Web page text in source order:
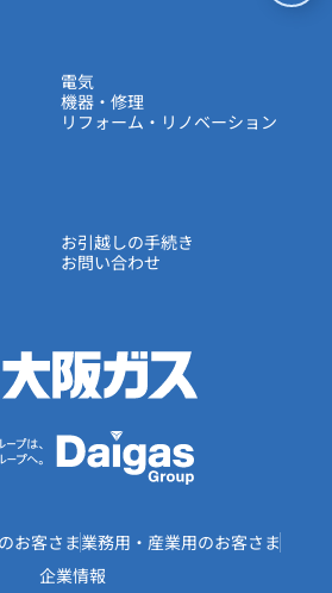
電気
機器・修理
リフォーム・リノベーション
お引越しの手続き
お問い合わせ
お客さま業務用・産業用のお客さま
企業情報